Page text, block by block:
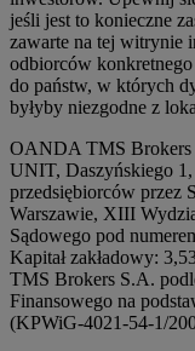
jeśli jest to konieczne
zawarte na tej witrynie
odbiorców
do państw, w których
byłyby niezgodne z
OANDA TMS Brokers
UNIT, Daszyńskiego 1,
przedsiębiorców przez
Warszawie, XIII
Sądowego pod
Kapitał zakładowy:
TMS Brokers S.A.
Finansowego na
(KPWiG-4021-54-1/